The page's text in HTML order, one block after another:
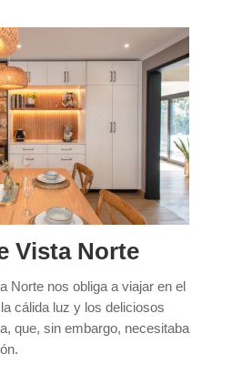
Vista Norte
Norte nos obliga a viajar en el
cálida luz y los deliciosos
que, sin embargo, necesitaba